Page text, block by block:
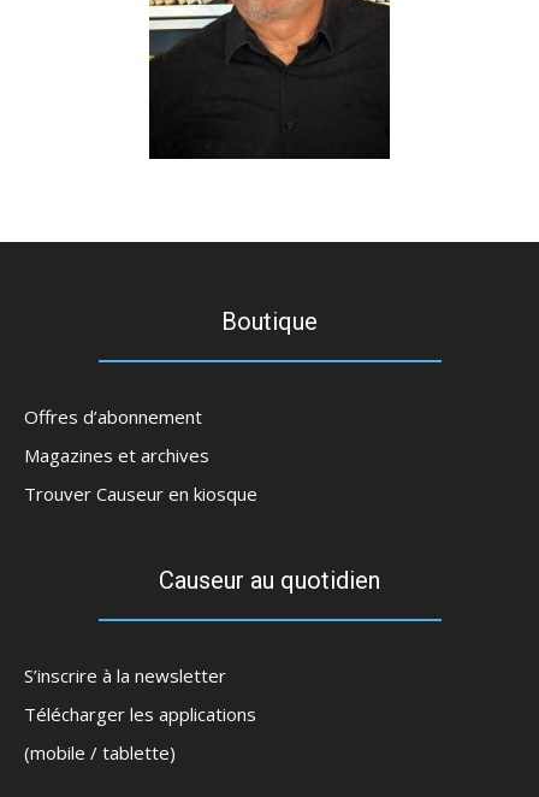
Boutique
Offres d’abonnement
Magazines et archives
Trouver Causeur en kiosque
Causeur au quotidien
S’inscrire à la newsletter
Télécharger les applications
(mobile / tablette)